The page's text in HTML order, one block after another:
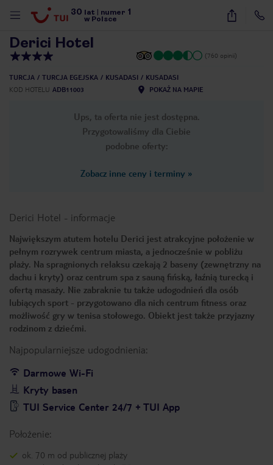
30 lat numer 1
w Polsce
9
Derici Hotel
(760 opinii)
TURCJA TURCJA EGEJSKA KUSADASI
KUSADASI
KOD HOTELU ADB11003 POKAŻ NA MAPIE
Ups, ta oferta nie jest dostępna.
Przygotowaliśmy dla Ciebie
podobne oferty:
Zobacz inne ceny i terminy »
Derici Hotel - informacje
Największym atutem hotelu Derici jest atrakcyjne położenie w
pełnym rozrywek centrum miasta, a jednocześnie w pobliżu
plaży. Na spragnionych relaksu czekają 2 baseny (zewnętrzny na
dachu i kryty) oraz centrum spa z sauną fińską, łaźnią turecką i
ofertą masaży. Nie zabraknie tu także udogodnień dla osób
lubiących sport - przygotowano dla nich centrum fitness oraz
możliwość gry w tenisa stołowego. Obiekt jest także przyjazny
rodzinom z dziećmi.
Najpopularniejsze udogodnienia:
Darmowe Wi-Fi
Kryty basen
TUI Service Center 24/7 + TUI App
Położenie:
ok. 70 m od publicznej plaży